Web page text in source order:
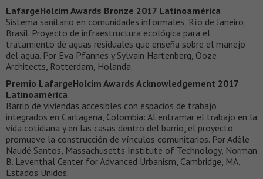
LafargeHolcim Awards Bronze 2017 Latinoamérica
Sistema sanitario en comunidades informales, Río de Janeiro,
Brasil. Proyecto de infraestructura ecológica para el
tratamiento de aguas residuales que enseña sobre el manejo
del agua. Por Eva Pfannes y Sylvain Hartenberg, Ooze
Architects, Rotterdam, Holanda.
Premio LafargeHolcim Awards Acknowledgement 2017
Latinoamérica
Barrio de viviendas accesibles con espacios de trabajo
integrados en Cartagena, Colombia: Al entramar el trabajo en la
vida cotidiana y en las casas dentro del barrio, el proyecto
promueve la construcción de vínculos comunitarios. Por Adèle
Naudé Santos, Massachusetts Institute of Technology, Norman
B. Leventhal Center for Advanced Urbanism, Cambridge, MA,
Estados Unidos.